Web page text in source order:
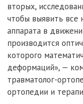
вторых,
чтобы выявить все
аппарата в
производится
которого
деформаций», —
травматолог-
ортопедии и